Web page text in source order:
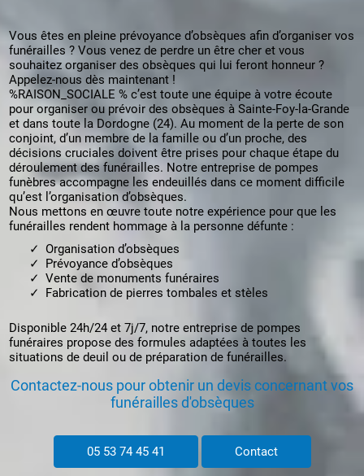
Vous êtes en pleine prévoyance d’obsèques afin d’organiser vos
funérailles ? Vous venez de perdre un être cher et vous
souhaitez organiser des obsèques qui lui feront honneur ?
Appelez-nous dès maintenant !
%RAISON_SOCIALE % c’est toute une équipe à votre écoute
pour organiser ou prévoir des obsèques à Sainte-Foy-la-Grande
et dans toute la Dordogne (24). Au moment de la perte de son
conjoint, d’un membre de la famille ou d’un proche, des
décisions cruciales doivent être prises pour chaque étape du
déroulement des funérailles. Notre entreprise de pompes
funèbres accompagne les endeuillés dans ce moment difficile
qu’est l’organisation d’obsèques.
Nous mettons en œuvre toute notre expérience pour que les
funérailles rendent hommage à la personne défunte :
Organisation d’obsèques
Prévoyance d’obsèques
Vente de monuments funéraires
Fabrication de pierres tombales et stèles
Disponible 24h/24 et 7j/7, notre entreprise de pompes
funéraires propose des formules adaptées à toutes les
situations de deuil ou de préparation de funérailles.
Contactez-nous pour obtenir un devis concernant vos
funérailles d'obsèques
05 53 74 45 41 Contact